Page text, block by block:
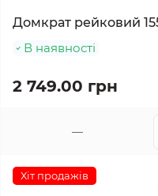
Домкрат рейковий
В наявності
2 749.00 грн
Хіт продажів